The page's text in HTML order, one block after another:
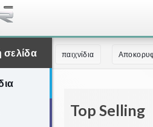
σελίδα παιχνίδια
Top Selling